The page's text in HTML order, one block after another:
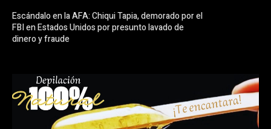
Escándalo en la AFA: Chiqui Tapia, demorado por el
FBI en Estados Unidos por presunto lavado de
dinero y fraude